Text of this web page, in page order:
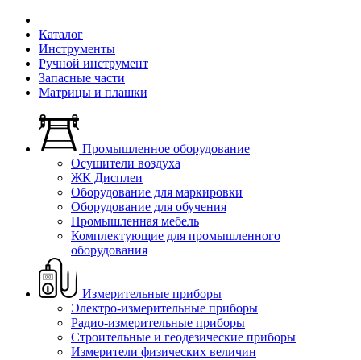
Каталог
Инструменты
Ручной инструмент
Запасные части
Матрицы и плашки
Промышленное оборудование
Осушители воздуха
ЖК Дисплеи
Оборудование для маркировки
Оборудование для обучения
Промышленная мебель
Комплектующие для промышленного
оборудования
Измерительные приборы
Электро-измерительные приборы
Радио-измерительные приборы
Строительные и геодезические приборы
Измерители физических величин